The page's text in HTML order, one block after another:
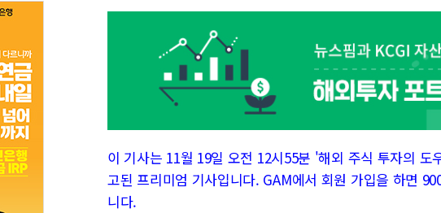
이 기사는 11월 19일 오전 12시55분 '해외 주식 투자의
고된 프리미엄 기사입니다. GAM에서 회원 가입을 하면
니다.